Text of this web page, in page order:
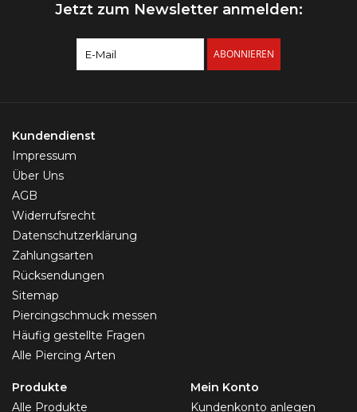
Jetzt zum Newsletter anmelden:
ABONNIEREN
Kundendienst
Impressum
Über Uns
AGB
Widerrufsrecht
Datenschutzerklärung
Zahlungsarten
Rücksendungen
Sitemap
Piercingschmuck messen
Häufig gestellte Fragen
Alle Piercing Arten
Produkte
Alle Produkte
Mein Konto
Kundenkonto anlegen